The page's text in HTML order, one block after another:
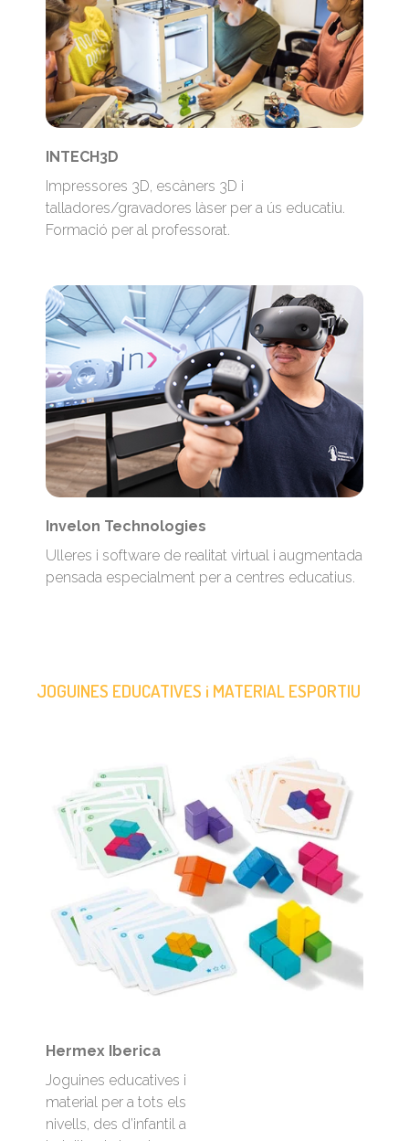
INTECH3D
Impressores 3D, escàners 3D i
talladores/gravadores làser per a ús educatiu.
Formació per al professorat.
Invelon Technologies
Ulleres i software de realitat virtual i augmentada
pensada especialment per a centres educatius.
JOGUINES EDUCATIVES i MATERIAL ESPORTIU
Hermex Iberica
Joguines educatives i
material per a tots els
nivells, des d’infantil a